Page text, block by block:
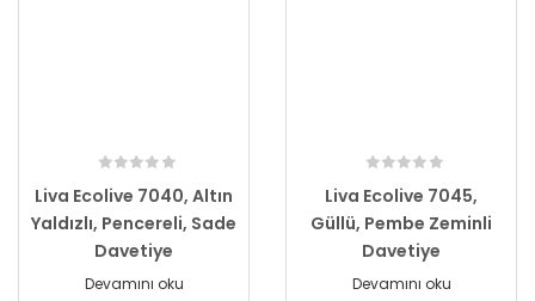
Liva Ecolive 7040, Altın
Yaldızlı, Pencereli, Sade
Davetiye
Devamını oku
Liva Ecolive 7045,
Güllü, Pembe Zeminli
Davetiye
Devamını oku